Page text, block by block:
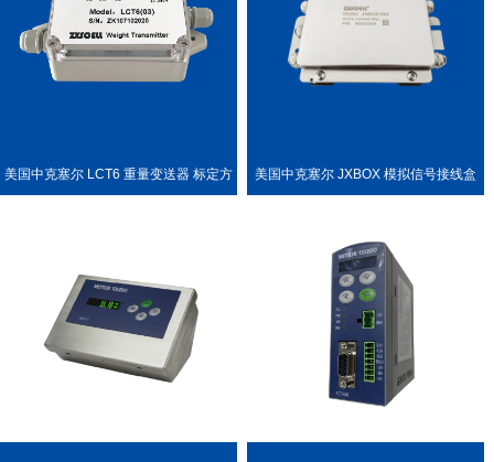
美国中克塞尔 LCT6 重量变送器 标定方 美国中克塞尔 JXBOX 模拟信号接线盒